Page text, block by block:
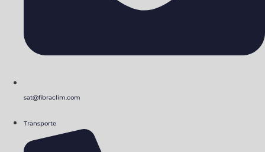
sat@fibraclim.com
Transporte